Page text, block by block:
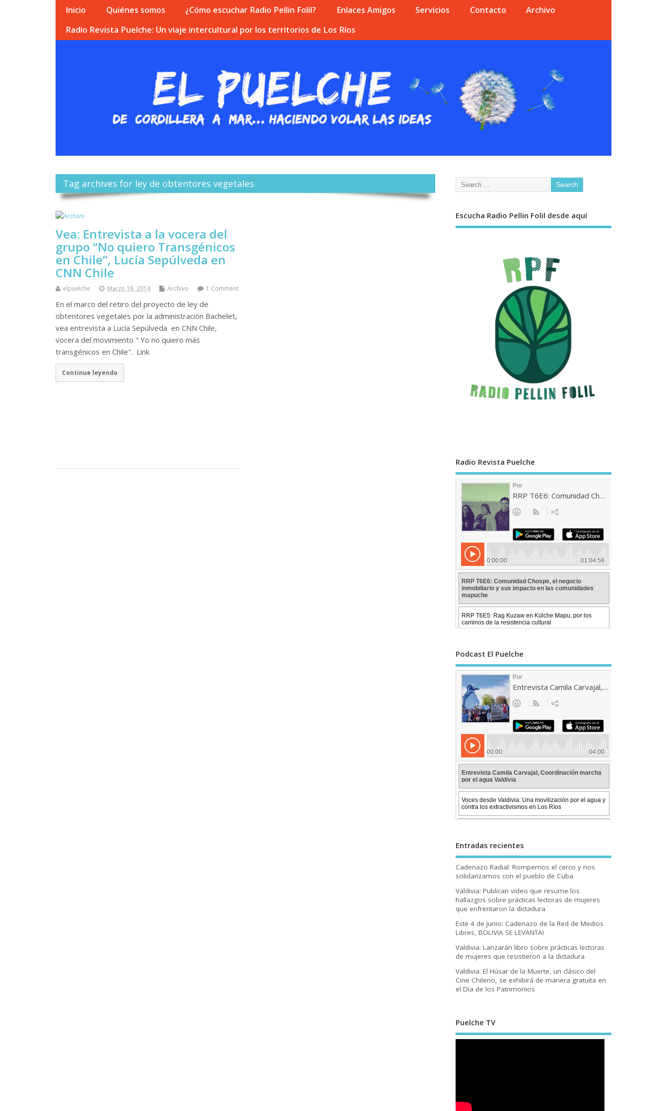
Inicio Quiénes somos ¿Cómo escuchar Radio Pellin Folil? Enlaces Amigos Servicios Contacto
Archivo
Radio Revista Puelche: Un viaje intercultural por los territorios de Los Ríos
Tag archives for ley de obtentores vegetales
Vea: Entrevista a la vocera del
grupo “No quiero Transgénicos
en Chile”, Lucía Sepúlveda en
CNN Chile
elpuelche Marzo 18, 2014 Archivo 1 Comment
En el marco del retiro del proyecto de ley de
obtentores vegetales por la administración Bachelet,
vea entrevista a Lucía Sepúlveda en CNN Chile,
vocera del movimiento " Yo no quiero más
transgénicos en Chile". Link
Continue leyendo
Escucha Radio Pellin Folil desde aquí
Radio Revista Puelche
Podcast El Puelche
Entradas recientes
Cadenazo Radial: Rompemos el cerco y nos
solidarizamos con el pueblo de Cuba
Valdivia: Publican video que resume los
hallazgos sobre prácticas lectoras de mujeres
que enfrentaron la dictadura
Este 4 de Junio: Cadenazo de la Red de Medios
Libres, BOLIVIA SE LEVANTA!
Valdivia: Lanzarán libro sobre prácticas lectoras
de mujeres que resistieron a la dictadura
Valdivia: El Húsar de la Muerte, un clásico del
Cine Chileno, se exhibirá de manera gratuita en
el Día de los Patrimonios
Puelche TV